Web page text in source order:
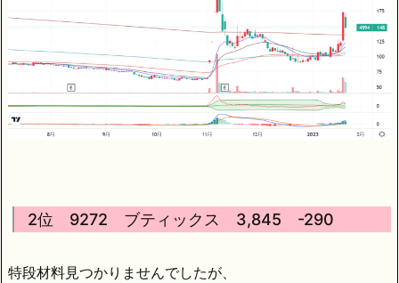
2位 9272 ブティックス 3,845 -290
特段材料見つかりませんでしたが、